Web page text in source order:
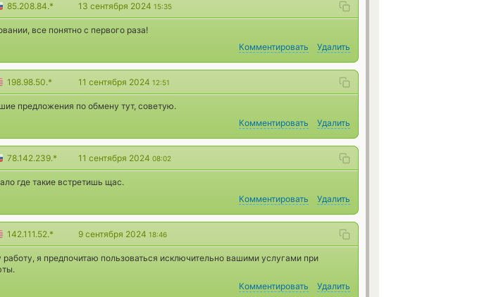
85.208.84.* 13 сентября 2024 15:35
все понятно с первого раза!
Комментировать
Удалить
198.98.50.* 11 сентября 2024 12:51
предложения по обмену тут, советую.
Комментировать
Удалить
78.142.239.* 11 сентября 2024 08:02
где такие встретишь щас.
Комментировать
Удалить
142.111.52.* 9 сентября 2024 18:46
я предпочитаю пользоваться исключительно вашими услугами при
Комментировать
Удалить